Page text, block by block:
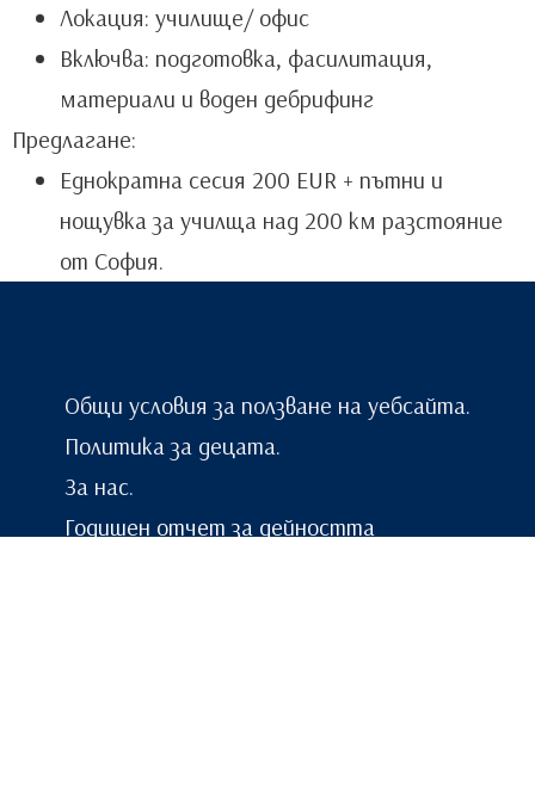
Локация: училище/ офис
Включва: подготовка, фасилитация,
материали и воден дебрифинг
Предлагане:
Еднократна сесия 200 EUR + пътни и
нощувка за училща над 200 км разстояние
от София.
Общи условия за ползване на уебсайта.
Политика за децата.
За нас.
Годишен отчет за дейността